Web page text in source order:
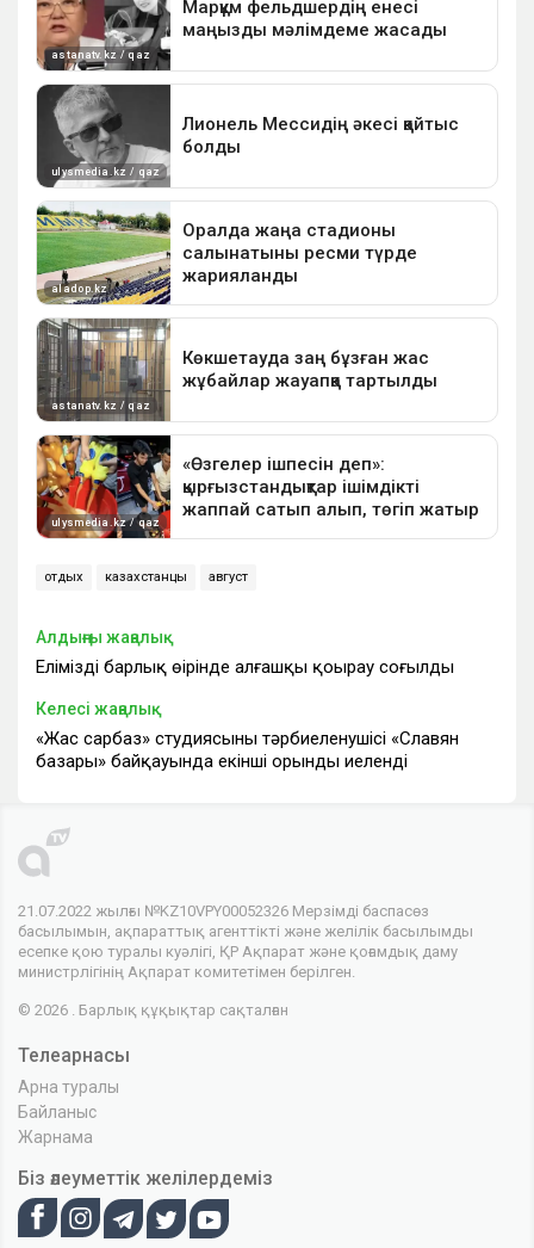
отдых казахстанцы август
Алдыңғы жаңалық
Еліміздің барлық өңірінде алғашқы қоңырау соғылды
Келесі жаңалық
«Жас сарбаз» студиясының тәрбиеленушісі «Славян
базары» байқауында екінші орынды иеленді
21.07.2022 жылғы №KZ10VPY00052326 Мерзімді баспасөз
басылымын, ақпараттық агенттікті және желілік басылымды
есепке қою туралы куәлігі, ҚР Ақпарат және қоғамдық даму
министрлігінің Ақпарат комитетімен берілген.
© 2026 . Барлық құқықтар сақталған
Телеарнасы
Арна туралы
Байланыс
Жарнама
Біз әлеуметтік желілердеміз